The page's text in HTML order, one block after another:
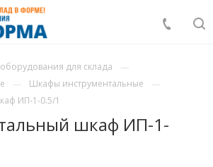
оборудования для склада
Шкафы инструментальные
ИП-1-0.5/1
шкаф ИП-1-